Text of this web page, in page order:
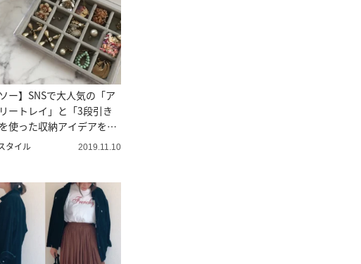
ソー】SNSで大人気の「ア
ートレイ」と「3段引き
使った収納アイデアを試
タイル 2019.11.10